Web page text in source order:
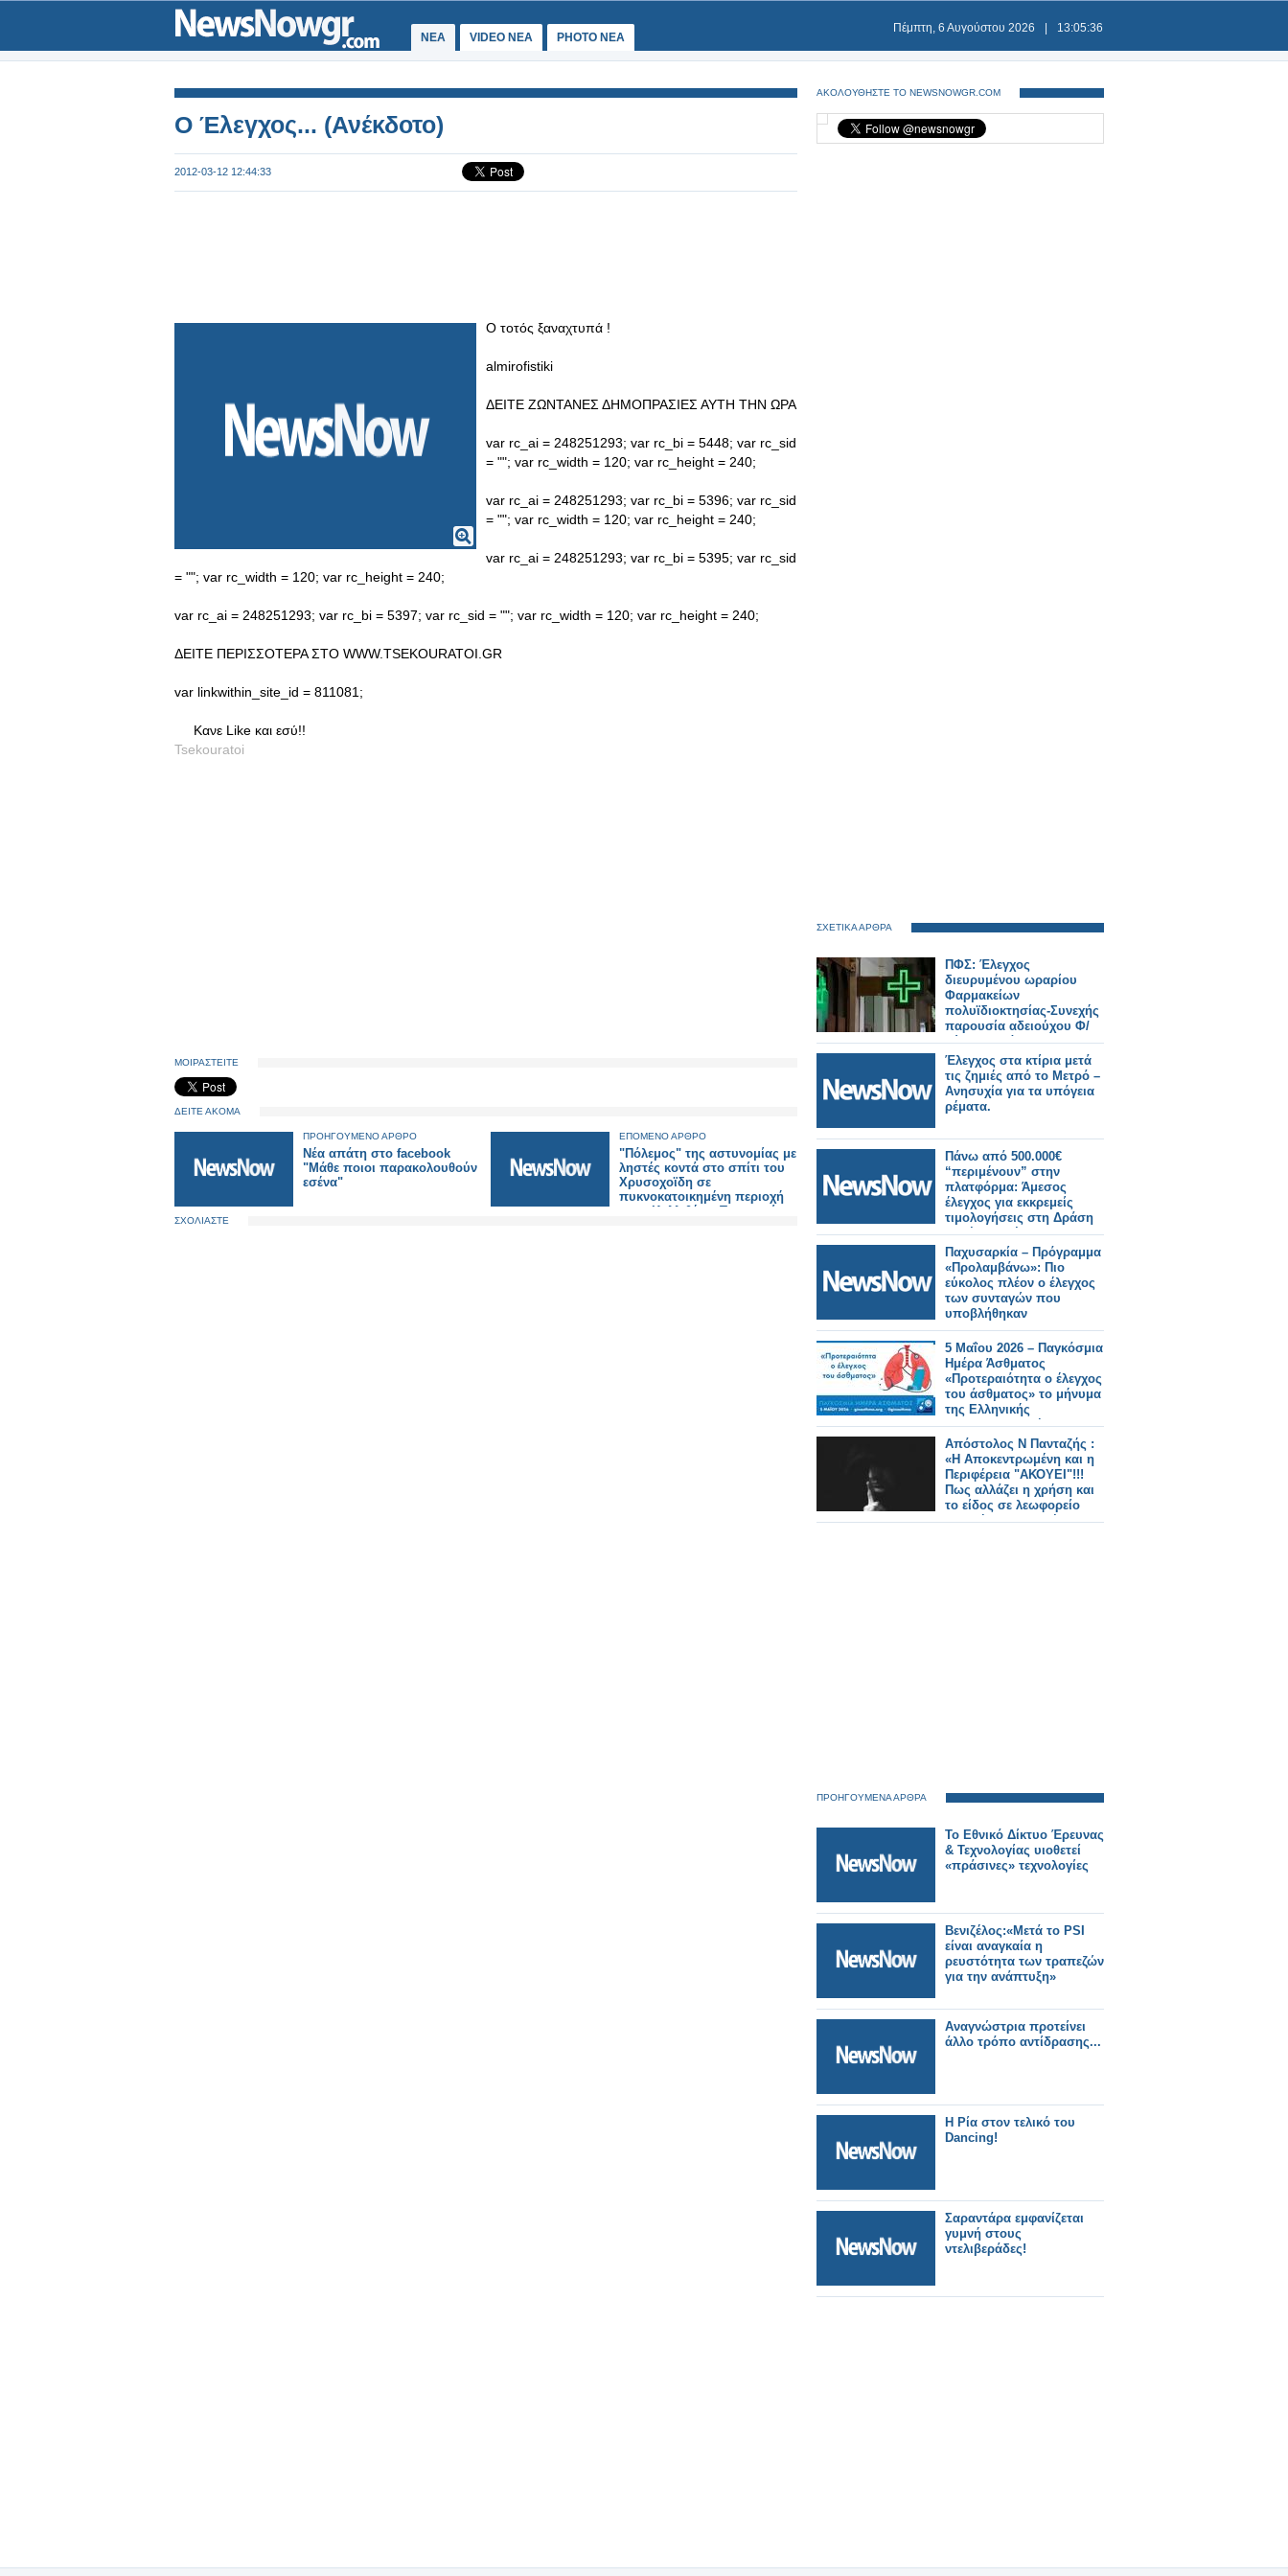
ΝΕΑ VIDEO NEA PHOTO NEA
Πέμπτη, 6 Αυγούστου 2026 13:05:36
Ο Έλεγχος... (Ανέκδοτο)
2012-03-12 12:44:33
Ο τοτός ξαναχτυπά !
almirofistiki
ΔΕΙΤΕ ΖΩΝΤΑΝΕΣ ΔΗΜΟΠΡΑΣΙΕΣ ΑΥΤΗ ΤΗΝ ΩΡΑ
var rc_ai = 248251293; var rc_bi = 5448; var rc_sid
= ""; var rc_width = 120; var rc_height = 240;
var rc_ai = 248251293; var rc_bi = 5396; var rc_sid
= ""; var rc_width = 120; var rc_height = 240;
var rc_ai = 248251293; var rc_bi = 5395; var rc_sid
= ""; var rc_width = 120; var rc_height = 240;
var rc_ai = 248251293; var rc_bi = 5397; var rc_sid = ""; var rc_width = 120; var rc_height = 240;
ΔΕΙΤΕ ΠΕΡΙΣΣΟΤΕΡΑ ΣΤΟ WWW.TSEKOURATOI.GR
var linkwithin_site_id = 811081;
Κανε Like και εσύ!!
Tsekouratoi
ΜΟΙΡΑΣΤΕΙΤΕ
ΔΕΙΤΕ ΑΚΟΜΑ
ΠΡΟΗΓΟΥΜΕΝΟ ΑΡΘΡΟ
Νέα απάτη στο facebook
"Μάθε ποιοι παρακολουθούν
εσένα"
ΕΠΟΜΕΝΟ ΑΡΘΡΟ
"Πόλεμος" της αστυνομίας με
ληστές κοντά στο σπίτι του
Χρυσοχοϊδη σε
πυκνοκατοικημένη περιοχή
στην Καλλιθέα – Τραυματίες
ΣΧΟΛΙΑΣΤΕ
ΑΚΟΛΟΥΘΗΣΤΕ ΤΟ NEWSNOWGR.COM
ΣΧΕΤΙΚΑ ΑΡΘΡΑ
ΠΦΣ: Έλεγχος
διευρυμένου ωραρίου
Φαρμακείων
πολυϊδιοκτησίας-Συνεχής
παρουσία αδειούχου Φ/
ού στο ωράριο!
Έλεγχος στα κτίρια μετά
τις ζημιές από το Μετρό –
Ανησυχία για τα υπόγεια
ρέματα.
Πάνω από 500.000€
“περιμένουν” στην
πλατφόρμα: Άμεσος
έλεγχος για εκκρεμείς
τιμολογήσεις στη Δράση
Παχέος Εντέρου
Παχυσαρκία – Πρόγραμμα
«Προλαμβάνω»: Πιο
εύκολος πλέον ο έλεγχος
των συνταγών που
υποβλήθηκαν
5 Μαΐου 2026 – Παγκόσμια
Ημέρα Άσθματος
«Προτεραιότητα ο έλεγχος
του άσθματος» το μήνυμα
της Ελληνικής
Πνευμονολογικής
Εταιρείας
Απόστολος Ν Πανταζής :
«Η Αποκεντρωμένη και η
Περιφέρεια "ΑΚΟΥΕΙ"!!!
Πως αλλάζει η χρήση και
το είδος σε λεωφορείο
του Δήμου Ξηρομέρου!!
ΠΡΟΗΓΟΥΜΕΝΑ ΑΡΘΡΑ
Το Εθνικό Δίκτυο Έρευνας
& Τεχνολογίας υιοθετεί
«πράσινες» τεχνολογίες
Βενιζέλος:«Μετά το PSI
είναι αναγκαία η
ρευστότητα των τραπεζών
για την ανάπτυξη»
Αναγνώστρια προτείνει
άλλο τρόπο αντίδρασης...
H Ρία στον τελικό του
Dancing!
Σαραντάρα εμφανίζεται
γυμνή στους
ντελιβεράδες!